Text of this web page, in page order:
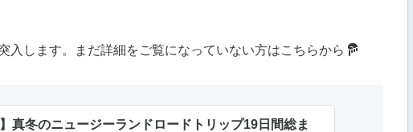
入します。まだ詳細をご覧になっていない方はこちらから
】真冬のニュージーランドロードトリップ19日間総ま